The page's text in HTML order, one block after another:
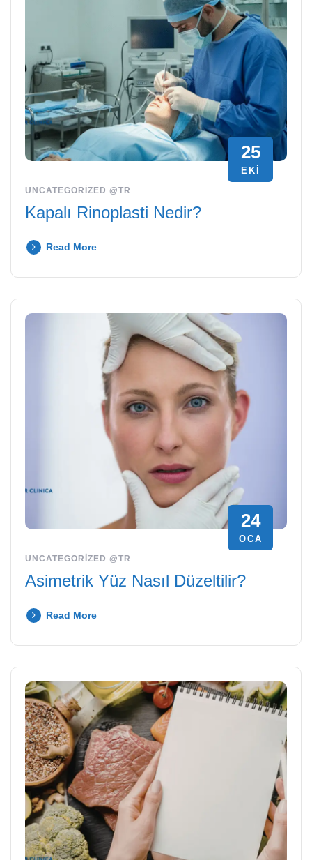
25
EKI
UNCATEGORIZED @TR
Kapalı Rinoplasti Nedir?
Read More
24
OCA
UNCATEGORIZED @TR
Asimetrik Yüz Nasıl Düzeltilir?
Read More